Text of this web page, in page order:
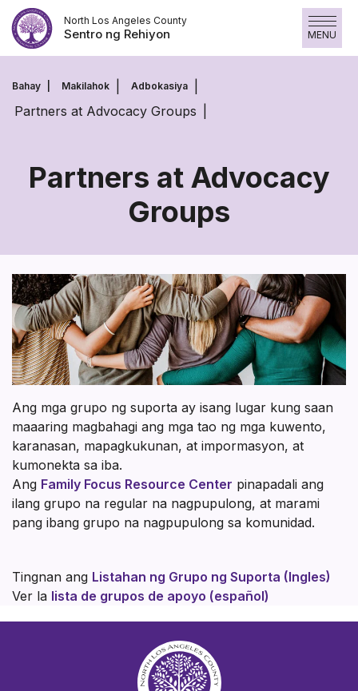
Laktawan
ang
nilalaman
North Los Angeles County
Sentro ng Rehiyon MENU
Bahay Makilahok Adbokasiya
Partners at Advocacy Groups
Partners at Advocacy
Groups
Partners
Advocacy
Groups
Ang mga grupo ng suporta ay isang lugar kung saan
maaaring magbahagi ang mga tao ng mga kuwento,
karanasan, mapagkukunan, at impormasyon, at
kumonekta sa iba.
Ang Family Focus Resource Center pinapadali ang
ilang grupo na regular na nagpupulong, at marami
pang ibang grupo na nagpupulong sa komunidad.
Tingnan ang Listahan ng Grupo ng Suporta (Ingles)
Ver la lista de grupos de apoyo (español)